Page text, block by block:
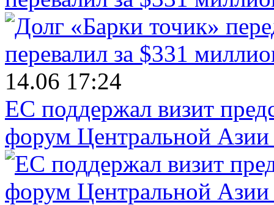
14.06 17:24
ЕС поддержал визит
форум Центральной Азии